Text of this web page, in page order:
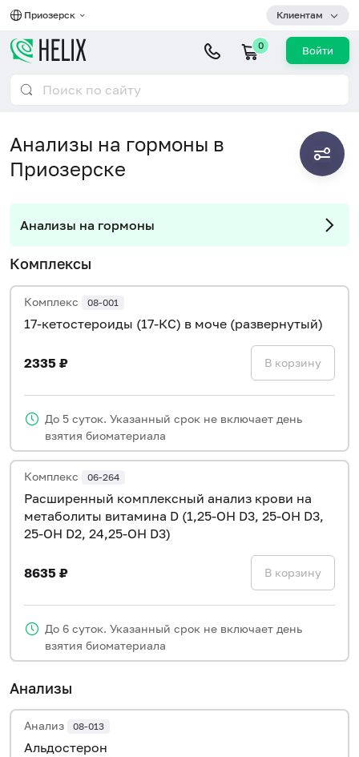
Приозерск Клиентам
0 Войти
Анализы на гормоны в
Приозерске
Анализы на гормоны
Комплексы
Комплекс 08-001
17-кетостероиды (17-КС) в моче (развернутый)
2335 ₽ В корзину
До 5 суток. Указанный срок не включает день
взятия биоматериала
Комплекс 06-264
Расширенный комплексный анализ крови на
метаболиты витамина D (1,25-OH D3, 25-OH D3,
25-OH D2, 24,25-OH D3)
8635 ₽ В корзину
До 6 суток. Указанный срок не включает день
взятия биоматериала
Анализы
Анализ 08-013
Альдостерон